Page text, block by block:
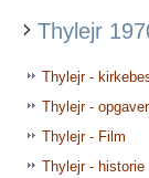
Thylejr
Thylejr -
Thylejr - opgaver
Thylejr - Film
Thylejr - historie